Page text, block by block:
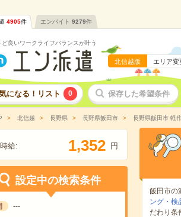
4905件 エンバイト 9279件
ど良いワークライフバランスが叶う
北信越版 エリア変
になる！リスト 0 保存した希望条件
北信越 長野県 長野県飯田市 長野県飯田市 軽
給: 1,352 円
設定中の検索条件
---
飯田市の
ング・検
だわり条